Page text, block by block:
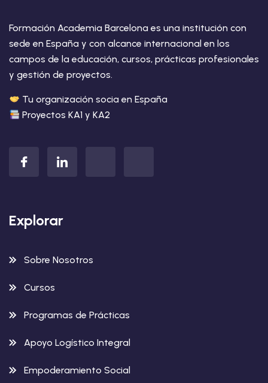
Formación Academia Barcelona es una institución con
sede en España y con alcance internacional en los
campos de la educación, cursos, prácticas profesionales
y gestión de proyectos.
Tu organización socia en España
Proyectos KA1 y KA2
Explorar
Sobre Nosotros
Cursos
Programas de Prácticas
Apoyo Logístico Integral
Empoderamiento Social